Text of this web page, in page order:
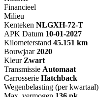
Financieel
Milieu
Kenteken NLGXH-72-T
APK Datum 10-01-2027
Kilometerstand 45.151 km
Bouwjaar 2020
Kleur Zwart
Transmissie Automaat
Carrosserie Hatchback
Wegenbelasting (per kwartaal)